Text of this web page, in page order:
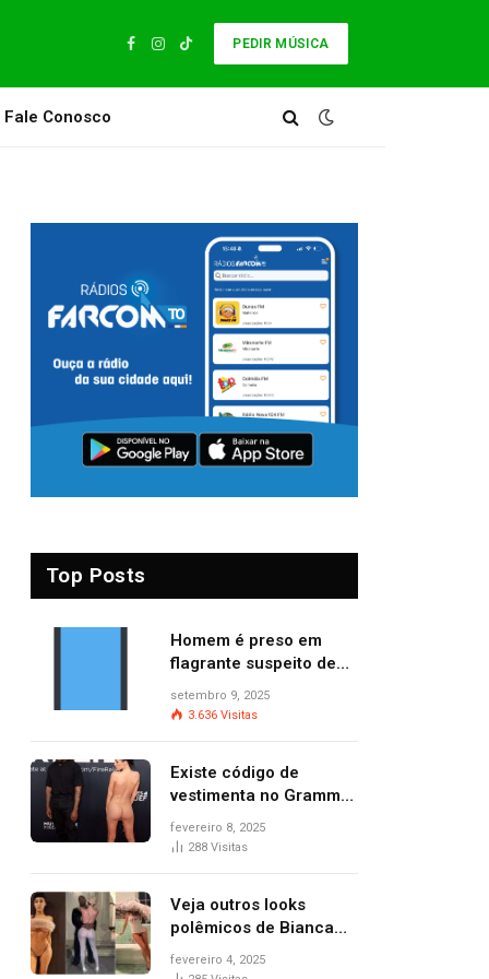
Facebook
Instagram
TikTok
PEDIR MÚSICA
Fale Conosco
Top Posts
Homem é preso em
flagrante suspeito de
provocar dois incêndios
criminosos no mesmo
setembro 9, 2025
3.636 Visitas
Existe código de
vestimenta no Grammy?
Questionamento surgiu
após Bianca Censori,
premiação
fevereiro 8, 2025
288 Visitas
Veja outros looks
polêmicos de Bianca
Censori, esposa de
Kanye West que
fevereiro 4, 2025